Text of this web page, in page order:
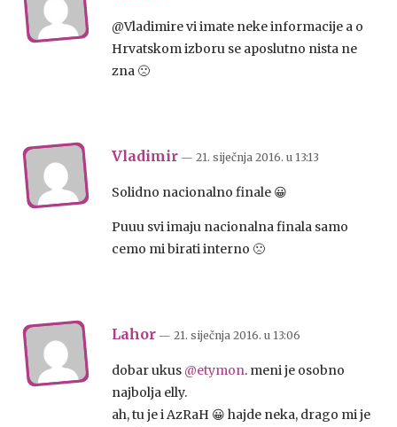
@Vladimire vi imate neke informacije a o
Hrvatskom izboru se aposlutno nista ne
zna 🙁
Vladimir — 21. siječnja 2016. u 13:13
Solidno nacionalno finale 😀
Puuu svi imaju nacionalna finala samo
cemo mi birati interno 🙁
Lahor — 21. siječnja 2016. u 13:06
dobar ukus @etymon. meni je osobno
najbolja elly.
ah, tu je i AzRaH 😀 hajde neka, drago mi je